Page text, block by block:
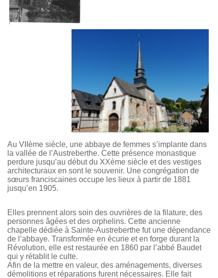
Au VIIème siècle, une abbaye de femmes s’implante dans
la vallée de l’Austreberthe. Cette présence monastique
perdure jusqu’au début du XXème siècle et des vestiges
architecturaux en sont le souvenir. Une congrégation de
sœurs franciscaines occupe les lieux à partir de 1881
jusqu’en 1905.
Elles prennent alors soin des ouvrières de la filature, des
personnes âgées et des orphelins. Cette ancienne
chapelle dédiée à Sainte-Austreberthe fut une dépendance
de l’abbaye. Transformée en écurie et en forge durant la
Révolution, elle est restaurée en 1860 par l’abbé Baudet
qui y rétablit le culte.
Afin de la mettre en valeur, des aménagements, diverses
démolitions et réparations furent nécessaires. Elle fait